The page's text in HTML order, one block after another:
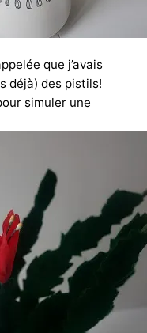
que j’avais
déjà) des pistils!
simuler une